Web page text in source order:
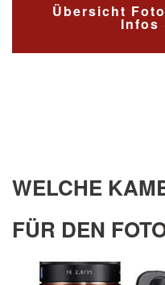
Übersicht
Infos
WELCHE
FÜR DEN